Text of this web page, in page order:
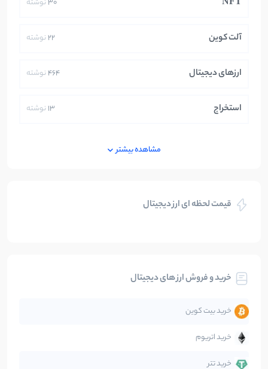
30نوشته
آلت کوین 22نوشته
ارزهای دیجیتال 464نوشته
استخراج 13نوشته
بلاکچین
تحلیل
جهان
دیفای
مشاهده بیشتر
قیمت لحظه ای ارز دیجیتال
خرید و فروش ارز های دیجیتال
خرید بیت کوین
خرید اتریوم
خرید تتر